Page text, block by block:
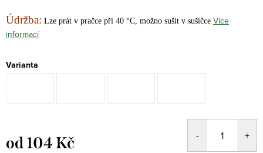
Údržba: Lze prát v pračce při 40 °C, možno sušit v sušičce Více
informací
Varianta
od104 Kč